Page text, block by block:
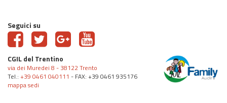
Seguici su
CGIL del Trentino
via dei Muredei 8 - 38122 Trento
Tel.: +39 0461 040111 - FAX: +39 0461 935176
mappa sedi